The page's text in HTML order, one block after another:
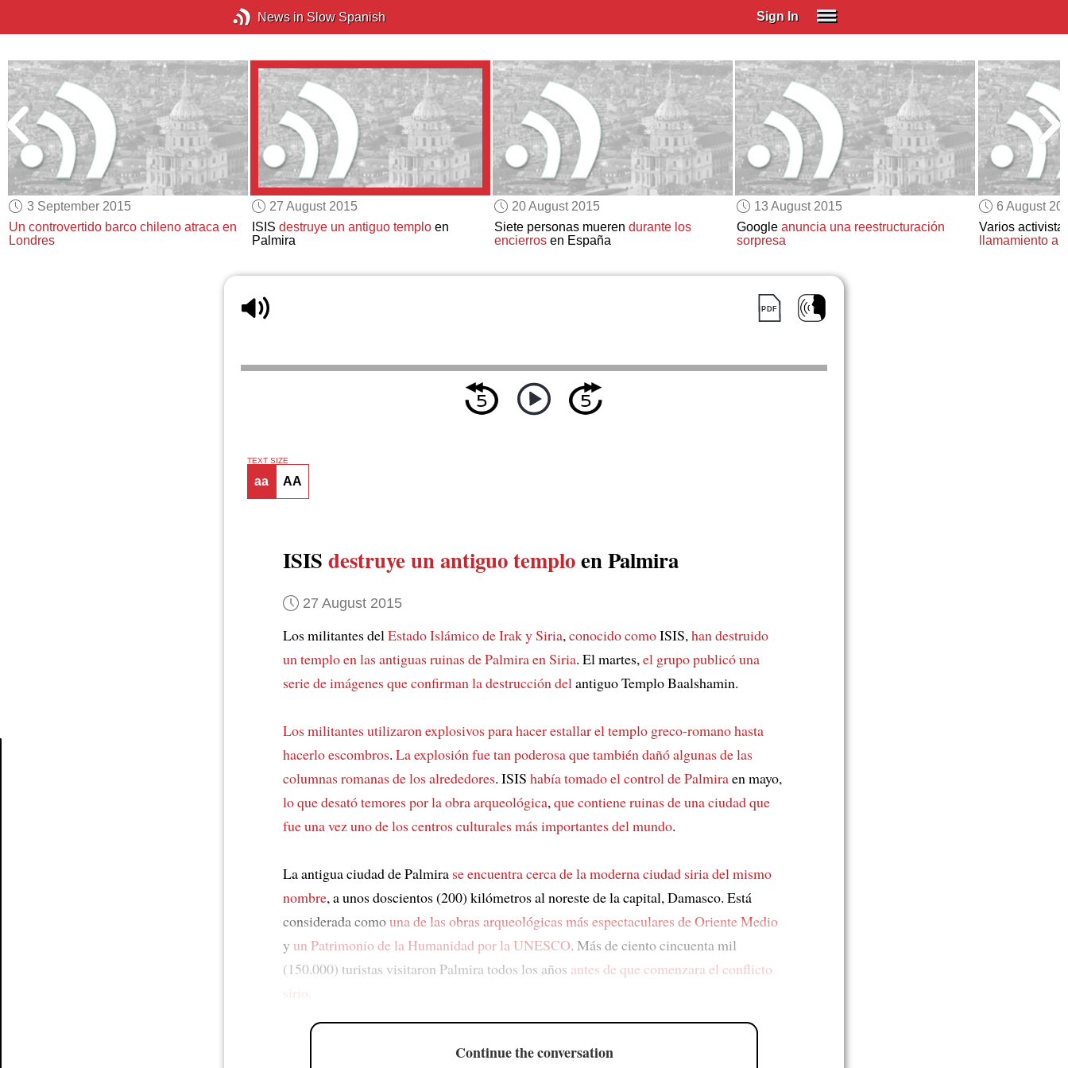
News in Slow Spanish Sign In
Spanish (Spain)
Spanish (Latino)
SUBSCRIBE
EDUCATIONAL LICENSES
GIFT CARDS
OTHER LANGUAGES
3 September 2015
Un controvertido barco chileno atraca en
Londres
27 August 2015
ISIS destruye un antiguo temploen
Palmira
20 August 2015
Siete personas mueren durante los
encierrosen España
13 August 2015
Google anuncia una reestructuración
sorpresa
6 August
Varios
llamamiento a
TEXT SIZE
aa AA
ISIS destruye un antiguo temploen Palmira
27 August 2015
Los militantes delEstado Islámico de Irak y Siria,conocido comoISIS,han destruido
un templo enlas antiguas ruinas de Palmira en Siria. El martes,el grupo publicó una
serie de imágenesque confirman la destrucción delantiguo Templo Baalshamin.
Los militantes utilizaron explosivos para hacer estallarel templo greco-romano hasta
hacerlo escombros. La explosión fue tan poderosaque también dañó algunas de las
columnas romanas de los alrededores. ISIS había tomado el control de Palmiraen mayo,
lo que desató temores por la obra arqueológica,que contiene ruinas de una ciudad que
fue una vezuno de los centros culturales más importantes del mundo.
La antigua ciudad de Palmira se encuentra cerca dela moderna ciudad siria del mismo
nombre, a unos doscientos (200) kilómetros al noreste de la capital, Damasco. Está
considerada comouna de las obras arqueológicas más espectaculares de Oriente Medio
y un Patrimonio de la Humanidad por la UNESCO. Más de ciento cincuenta mil
(150.000) turistas visitaron Palmira todos los años antes de que comenzara el conflicto
sirio
Continue the conversation